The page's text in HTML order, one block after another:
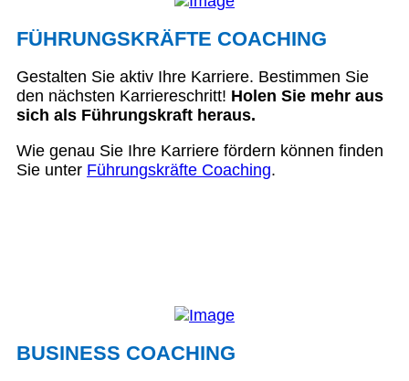
FÜHRUNGSKRÄFTE COACHING
Gestalten Sie aktiv Ihre Karriere. Bestimmen Sie
den nächsten Karriereschritt! Holen Sie mehr aus
sich als Führungskraft heraus.
Wie genau Sie Ihre Karriere fördern können finden
Sie unter Führungskräfte Coaching.
BUSINESS COACHING